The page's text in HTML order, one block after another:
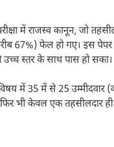
में राजस्व कानून, जो
67%) फेल हो गए। इस
स्तर के साथ पास हो सका।
में 35 में से 25
भी केवल एक तहसीलदार ही